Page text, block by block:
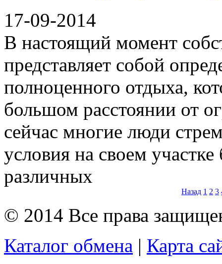
17-09-2014
В настоящий момент
представляет собой
полноценного отдыха,
большом расстоянии от
сейчас многие люди
условия на своем
различных
Назад 1 2 3
© 2014 Все права
Каталог обмена | Карта